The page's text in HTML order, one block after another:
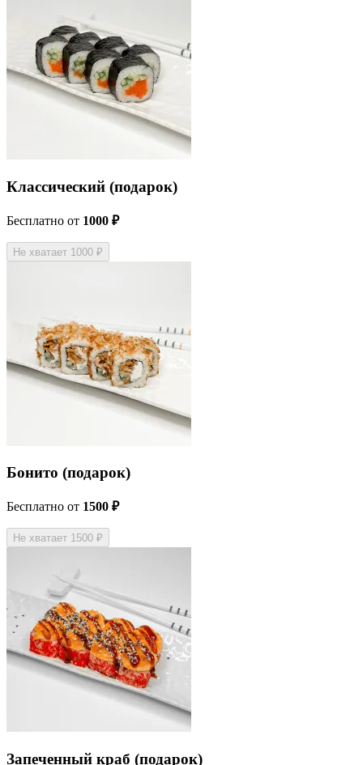
Классический (подарок)
Бесплатно от 1000 ₽
Не хватает 1000 ₽
Бонито (подарок)
Бесплатно от 1500 ₽
Не хватает 1500 ₽
Запеченный краб (подарок)